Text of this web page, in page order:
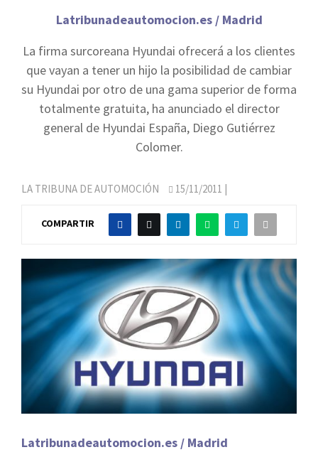
Latribunadeautomocion.es / Madrid
La firma surcoreana Hyundai ofrecerá a los clientes
que vayan a tener un hijo la posibilidad de cambiar
su Hyundai por otro de una gama superior de forma
totalmente gratuita, ha anunciado el director
general de Hyundai España, Diego Gutiérrez
Colomer.
LA TRIBUNA DE AUTOMOCIÓN 15/11/2011 |
COMPARTIR
Latribunadeautomocion.es / Madrid